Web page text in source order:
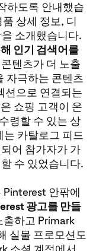
하도록 안내했습
품 상세 정보, 디
소개했습니다.
인기 검색어를
텐츠가 더 노출
자극하는 콘텐츠
션으로 연결되는
쇼핑 고객이 온
령할 수 있는 상
카탈로그 피드
어 참가자가 가
수 있었습니다.
안팎에
광고를 만들
출하고 Primark
실물 프로모션도